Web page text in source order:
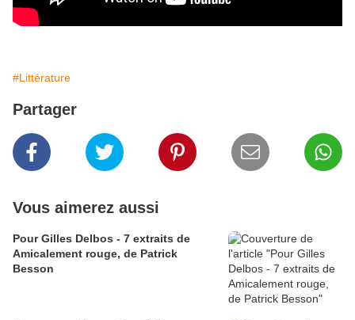
#Littérature
Partager
Vous aimerez aussi
Pour Gilles Delbos - 7 extraits de
Amicalement rouge, de Patrick
Besson